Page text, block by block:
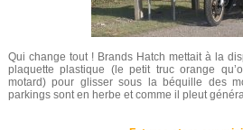
Qui change tout ! Brands Hatch mettait à la
plaquette plastique (le petit truc orange
motard) pour glisser sous la béquille des
parkings sont en herbe et comme il pleut